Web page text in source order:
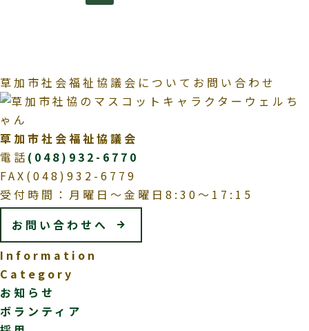
草加市社会福祉協議会についてお問い合わせ
草加市社会福祉協議会
電話 (048)932-6770
FAX(048)932-6779
受付時間：月曜日～金曜日8:30～17:15
お問い合わせへ
Information
Category
お知らせ
ボランティア